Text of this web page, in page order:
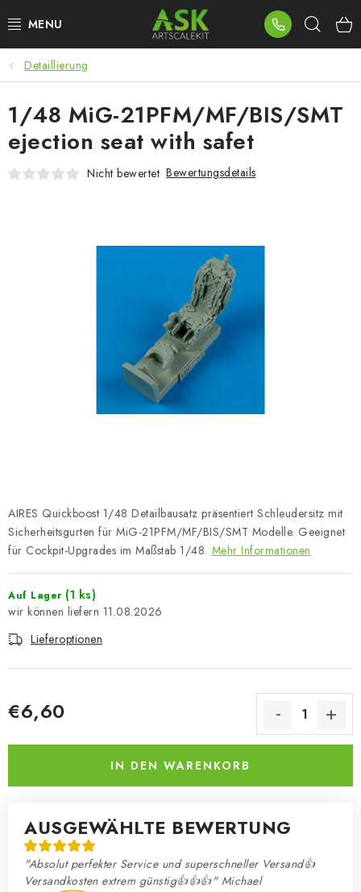
Inhalt
BLOG
SUMMER DAYS
WARHAMMER
FARBEN & WERKZEUGE
VERKAUFTE MARKEN
Über uns Meine Bestellung
Kontakte
Versand und Bezahlung
Großhandel
Detaillierung
AIRES Quickboost 1/48 Detailbausatz präsentiert Schleudersitz mit
Sicherheitsgurten für MiG-21PFM/MF/BIS/SMT Modelle. Geeignet
für Cockpit-Upgrades im Maßstab 1/48. Mehr Informationen
Auf Lager (1 ks)
11.08.2026
Lieferoptionen
€6,60
IN DEN WARENKORB
AUSGEWÄHLTE BEWERTUNG
"Absolut perfekter Service und superschneller Versand👍
Versandkosten extrem günstig👍👍👍" Michael
1/48 MiG-21PFM/MF/BIS/SMT
ejection seat with safet
Nicht bewertet Bewertungsdetails